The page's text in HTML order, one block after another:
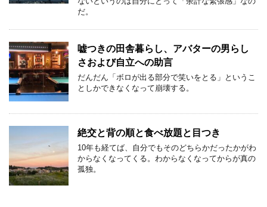
だ。
嘘つきの田舎暮らし、アバターの男らし
さおよび自立への助言
だんだん「ボロが出る部分で笑いをとる」というこ
としかできなくなって崩壊する。
絶交と背の順と食べ放題と目つき
10年も経てば、自分でもそのどちらかだったかがわ
からなくなってくる。わからなくなってからが真の
孤独。